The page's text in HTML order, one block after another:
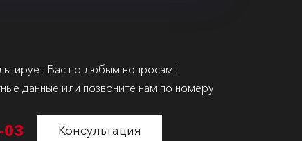
Вас по любым вопросам!
данные или позвоните нам по номеру
03 Консультация